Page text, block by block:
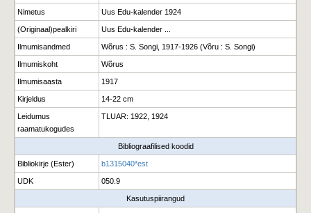
Nimetus Uus Edu-kalender 1924
(Originaal)pealkiri Uus Edu-kalender ...
Ilmumisandmed Wõrus : S. Songi, 1917-1926 (Võru : S. Songi)
Ilmumiskoht Wõrus
Ilmumisaasta 1917
Kirjeldus 14-22 cm
Leidumus
raamatukogudes
TLUAR: 1922, 1924
Bibliograafilised koodid
Bibliokirje (Ester) b1315040*est
UDK 050.9
Kasutuspiirangud